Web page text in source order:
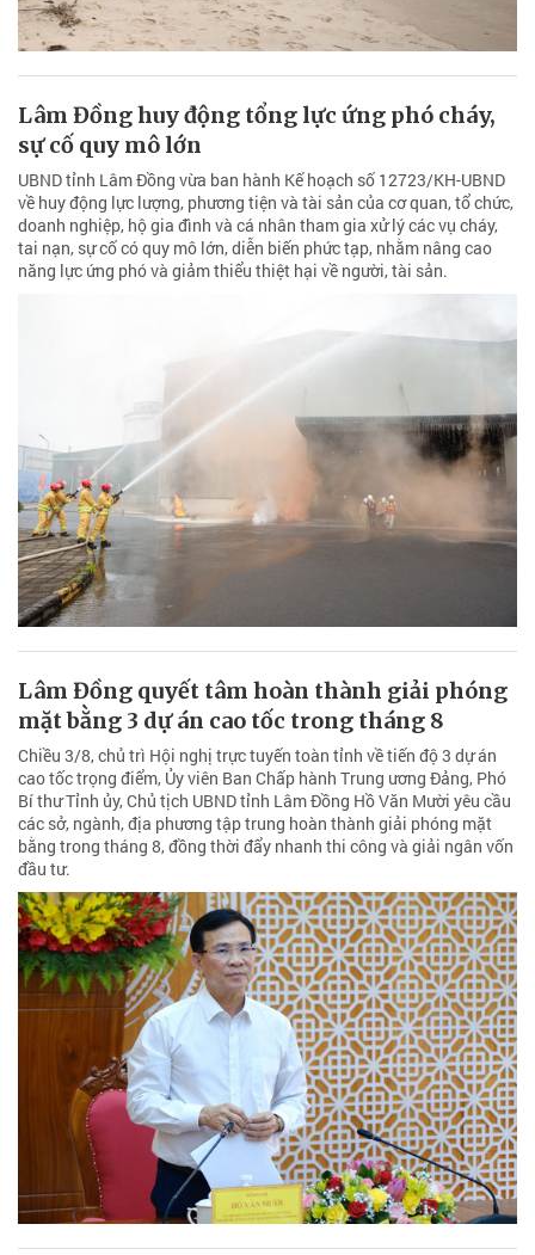
Lâm Đồng huy động tổng lực ứng phó cháy,
sự cố quy mô lớn
UBND tỉnh Lâm Đồng vừa ban hành Kế hoạch số 12723/KH-UBND
về huy động lực lượng, phương tiện và tài sản của cơ quan, tổ chức,
doanh nghiệp, hộ gia đình và cá nhân tham gia xử lý các vụ cháy,
tai nạn, sự cố có quy mô lớn, diễn biến phức tạp, nhằm nâng cao
năng lực ứng phó và giảm thiểu thiệt hại về người, tài sản.
Lâm Đồng quyết tâm hoàn thành giải phóng
mặt bằng 3 dự án cao tốc trong tháng 8
Chiều 3/8, chủ trì Hội nghị trực tuyến toàn tỉnh về tiến độ 3 dự án
cao tốc trọng điểm, Ủy viên Ban Chấp hành Trung ương Đảng, Phó
Bí thư Tỉnh ủy, Chủ tịch UBND tỉnh Lâm Đồng Hồ Văn Mười yêu cầu
các sở, ngành, địa phương tập trung hoàn thành giải phóng mặt
bằng trong tháng 8, đồng thời đẩy nhanh thi công và giải ngân vốn
đầu tư.